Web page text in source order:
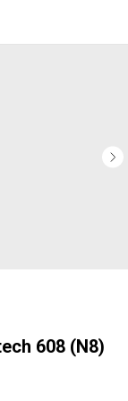
608 (N8)